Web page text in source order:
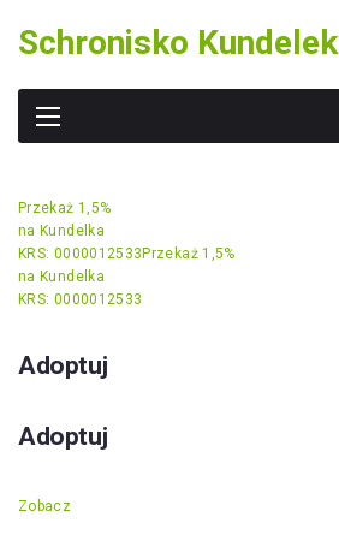
content
Schronisko Kundelek
Przekaż 1,5%
na Kundelka
KRS: 0000012533 Przekaż 1,5%
na Kundelka
KRS: 0000012533
Adoptuj
Adoptuj
Zobacz